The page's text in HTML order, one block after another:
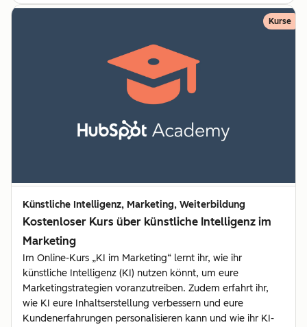
Kurse
Künstliche Intelligenz, Marketing, Weiterbildung
Kostenloser Kurs über künstliche Intelligenz im
Marketing
Im Online-Kurs „KI im Marketing“ lernt ihr, wie ihr
künstliche Intelligenz (KI) nutzen könnt, um eure
Marketingstrategien voranzutreiben. Zudem erfahrt ihr,
wie KI eure Inhaltserstellung verbessern und eure
Kundenerfahrungen personalisieren kann und wie ihr KI-